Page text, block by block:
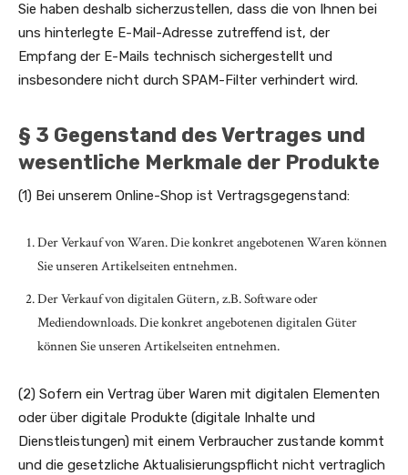
Sie haben deshalb sicherzustellen, dass die von Ihnen bei
uns hinterlegte E-Mail-Adresse zutreffend ist, der
Empfang der E-Mails technisch sichergestellt und
insbesondere nicht durch SPAM-Filter verhindert wird.
§ 3 Gegenstand des Vertrages und
wesentliche Merkmale der Produkte
(1) Bei unserem Online-Shop ist Vertragsgegenstand:
Der Verkauf von Waren. Die konkret angebotenen Waren können
Sie unseren Artikelseiten entnehmen.
Der Verkauf von digitalen Gütern, z.B. Software oder
Mediendownloads. Die konkret angebotenen digitalen Güter
können Sie unseren Artikelseiten entnehmen.
(2) Sofern ein Vertrag über Waren mit digitalen Elementen
oder über digitale Produkte (digitale Inhalte und
Dienstleistungen) mit einem Verbraucher zustande kommt
und die gesetzliche Aktualisierungspflicht nicht vertraglich